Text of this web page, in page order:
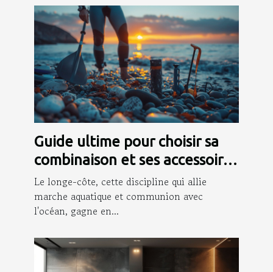
Guide ultime pour choisir sa
combinaison et ses accessoires
de longe-côte
Le longe-côte, cette discipline qui allie
marche aquatique et communion avec
l'océan, gagne en...